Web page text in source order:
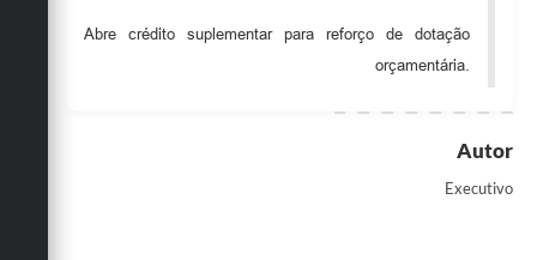
Emprega
Abre crédito suplementar para reforço de dotação
orçamentária.
Autor
Executivo